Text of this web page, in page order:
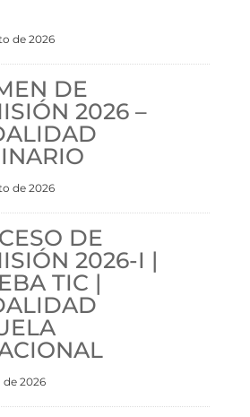
de 2026
DE
2026 –
de 2026
DE
2026-I |
TIC |
de 2026